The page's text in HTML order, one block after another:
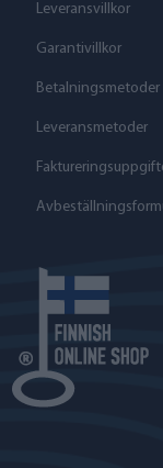
Leveransvillkor
Garantivillkor
Betalningsmetoder
Leveransmetoder